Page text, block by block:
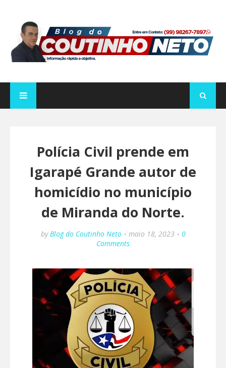
Polícia Civil prende em
Igarapé Grande autor de
homicídio no município
de Miranda do Norte.
by Blog do Coutinho Neto maio 18, 2023
0
Comments